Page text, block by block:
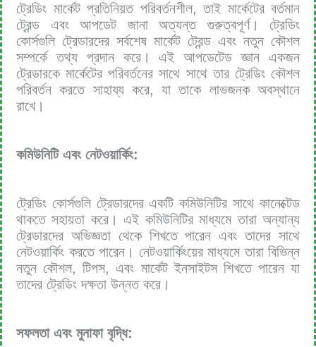
ট্রেডিং মার্কেট প্রতিনিয়ত পরিবর্তনশীল, তাই মার্কেটের বর্তমান
ট্রেন্ড এবং আপডেট জানা অত্যন্ত গুরুত্বপূর্ণ। ট্রেডিং
কোর্সগুলি ট্রেডারদের সর্বশেষ মার্কেট ট্রেন্ড এবং নতুন কৌশল
সম্পর্কে তথ্য প্রদান করে। এই আপডেটেড জ্ঞান একজন
ট্রেডারকে মার্কেটের পরিবর্তনের সাথে সাথে তার ট্রেডিং কৌশল
পরিবর্তন করতে সাহায্য করে, যা তাকে লাভজনক অবস্থানে
রাখে।
কমিউনিটি এবং নেটওয়ার্কিং:
ট্রেডিং কোর্সগুলি ট্রেডারদের একটি কমিউনিটির সাথে কানেক্টেড
থাকতে সহায়তা করে। এই কমিউনিটির মাধ্যমে তারা অন্যান্য
ট্রেডারদের অভিজ্ঞতা থেকে শিখতে পারেন এবং তাদের সাথে
নেটওয়ার্কিং করতে পারেন। নেটওয়ার্কিংয়ের মাধ্যমে তারা বিভিন্ন
নতুন কৌশল, টিপস, এবং মার্কেট ইনসাইটস শিখতে পারেন যা
তাদের ট্রেডিং দক্ষতা উন্নত করে।
সফলতা এবং মুনাফা বৃদ্ধি: